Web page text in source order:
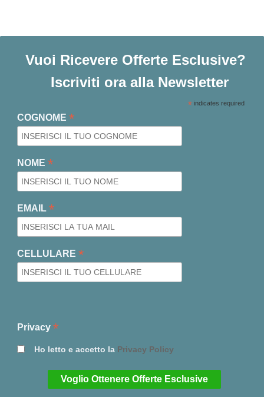
Vuoi Ricevere Offerte Esclusive?
Iscriviti ora alla Newsletter
*indicates required
COGNOME*
NOME*
EMAIL*
CELLULARE*
Privacy*
Ho letto e accetto la Privacy Policy